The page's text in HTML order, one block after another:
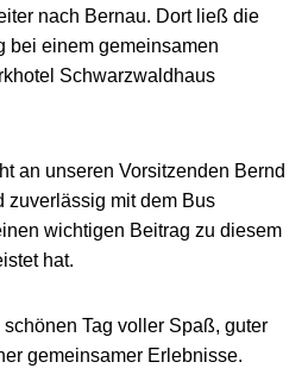
nach Bernau. Dort ließ die
bei einem gemeinsamen
Schwarzwaldhaus
an unseren Vorsitzenden Bernd
zuverlässig mit dem Bus
wichtigen Beitrag zu diesem
hat.
Tag voller Spaß, guter
gemeinsamer Erlebnisse.